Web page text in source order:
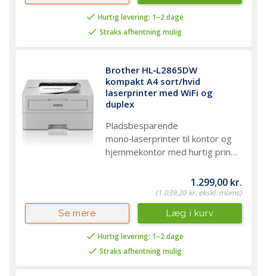
Hurtig levering: 1–2 dage
Straks afhentning mulig
Brother HL‑L2865DW
kompakt A4 sort/hvid
laserprinter med WiFi og
duplex
Pladsbesparende
mono‑laserprinter til kontor og
hjemmekontor med hurtig print,
1.299,00 kr.
(1.039,20 kr. ekskl. moms)
Hurtig levering: 1–2 dage
Straks afhentning mulig
Læg i kurv
Se mere